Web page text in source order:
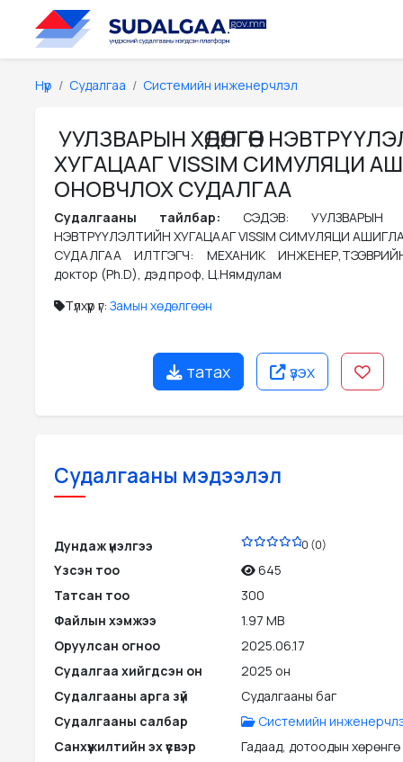
Нүүр Судалгаа Системийн инженерчлэл
УУЛЗВАРЫН ХӨДӨЛГӨӨН
ХУГАЦААГ VISSIM СИМУЛЯЦИ
ОНОВЧЛОХ СУДАЛГАА
Судалгааны тайлбар: СЭДЭВ: УУЛЗВАРЫН
НЭВТРҮҮЛЭЛТИЙН ХУГАЦААГ VISSIM СИМУЛЯЦИ
СУДАЛГАА ИЛТГЭГЧ: МЕХАНИК
доктор (Ph.D), дэд проф, Ц.Нямдулам
Түлхүүр үг: Замын хөдөлгөөн
татах үзэх
Судалгааны мэдээлэл
Дундаж үнэлгээ 0 (0)
Үзсэн тоо
645
Татсан тоо
300
Файлын хэмжээ
1.97 MB
Оруулсан огноо
2025.06.17
Судалгаа хийгдсэн он
2025 он
Судалгааны арга зүй
Судалгааны баг
Судалгааны салбар
Системийн
Санхүүжилтийн эх үүсвэр
Гадаад, дотоодын